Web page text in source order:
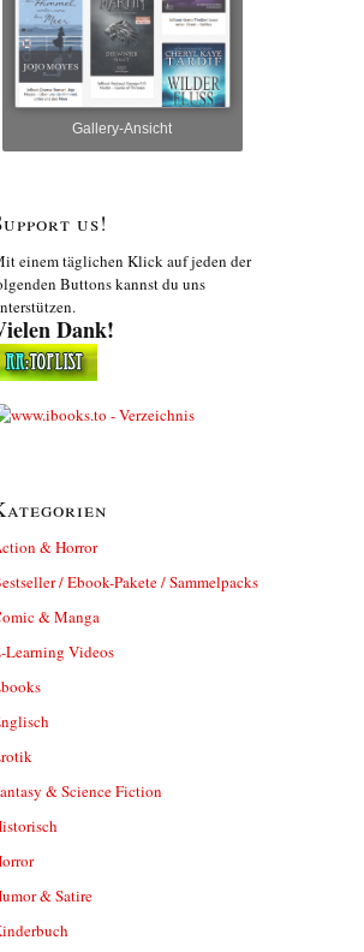
Gallery-Ansicht
us!
einem täglichen Klick auf jeden der
Buttons kannst du uns
Dank!
& Horror
/ Ebook-Pakete / Sammelpacks
& Manga
Learning Videos
& Science Fiction
& Satire